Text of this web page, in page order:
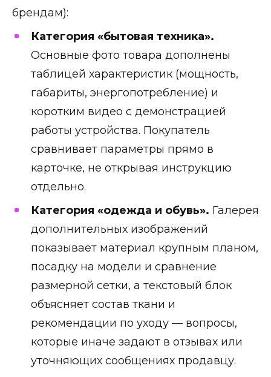
брендам):
Категория «бытовая техника».
Основные фото товара дополнены
таблицей характеристик (мощность,
габариты, энергопотребление) и
коротким видео с демонстрацией
работы устройства. Покупатель
сравнивает параметры прямо в
карточке, не открывая инструкцию
отдельно.
Категория «одежда и обувь». Галерея
дополнительных изображений
показывает материал крупным планом,
посадку на модели и сравнение
размерной сетки, а текстовый блок
объясняет состав ткани и
рекомендации по уходу — вопросы,
которые иначе задают в отзывах или
уточняющих сообщениях продавцу.